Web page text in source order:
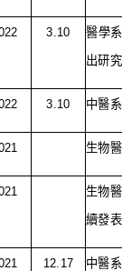
3.10 醫學
出研究
3.10 中醫
生物
生物
續發
12.17 中醫